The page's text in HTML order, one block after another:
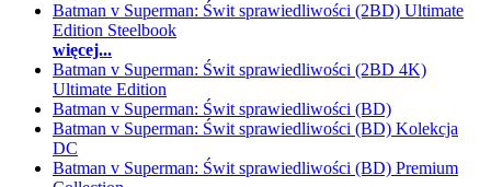
Batman v Superman: Świt sprawiedliwości (2BD) Ultimate
Edition Steelbook
więcej...
Batman v Superman: Świt sprawiedliwości (2BD 4K)
Ultimate Edition
Batman v Superman: Świt sprawiedliwości (BD)
Batman v Superman: Świt sprawiedliwości (BD) Kolekcja
DC
Batman v Superman: Świt sprawiedliwości (BD) Premium